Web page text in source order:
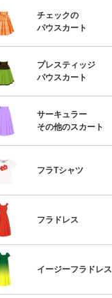
チェックの
パウスカート
プレスティッジ
パウスカート
サーキュラー
その他のスカート
フラTシャツ
フラドレス
イージーフラドレス